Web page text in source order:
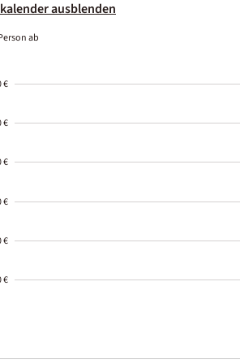
ausblenden
ab
€
€
€
€
€
€
01-02